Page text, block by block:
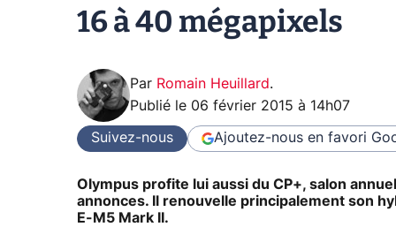
16 à 40 mégapixels
Par Romain Heuillard.
Publié le 06 février 2015 à 14h07
Suivez-nous Ajoutez-nous en favori
Olympus profite lui aussi du CP+, salon
annonces. Il renouvelle principalement son
E-M5 Mark II.